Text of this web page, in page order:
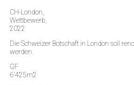
CH-London,
Wettbewerb,
2022
Die Schweizer Botschaft in London soll
werden.
GF
6'425m2